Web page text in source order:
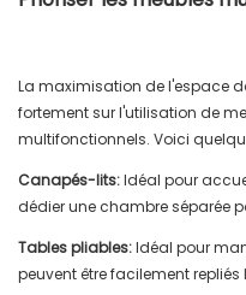
La maximisation de l'espace
fortement sur l'utilisation de
multifonctionnels. Voici
Canapés-lits:Idéal pour
dédier une chambre séparée
Tables pliables:Idéal pour
peuvent être facilement